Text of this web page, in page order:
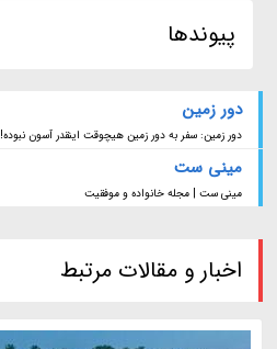
پیوندها
دور زمین
دور زمین: سفر به دور زمین هیچوقت اینقدر آسون نبوده!
مینی ست
مینی ست | مجله خانواده و موفقیت
اخبار و مقالات مرتبط